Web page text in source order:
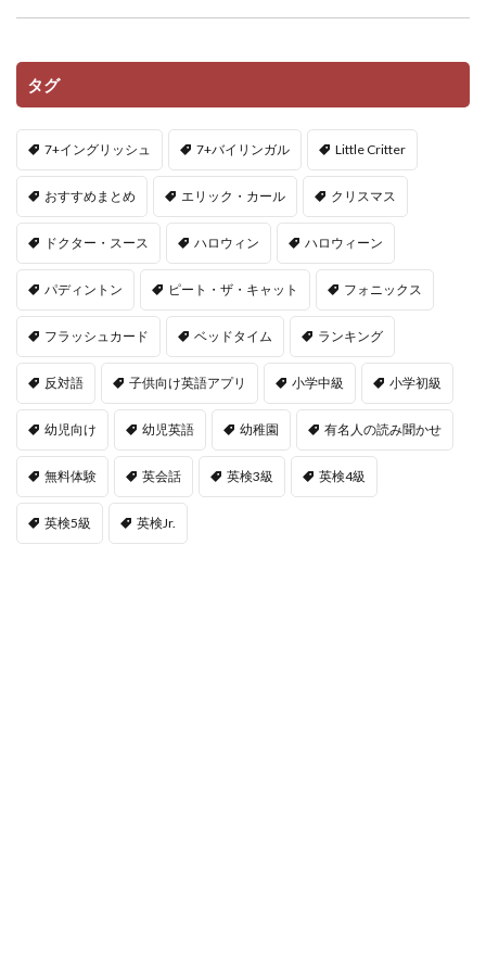
タグ
7+イングリッシュ 7+バイリンガル Little Critter
おすすめまとめ エリック・カール クリスマス
ドクター・スース ハロウィン ハロウィーン
パディントン ピート・ザ・キャット フォニックス
フラッシュカード ベッドタイム ランキング
反対語 子供向け英語アプリ 小学中級 小学初級
幼児向け 幼児英語 幼稚園 有名人の読み聞かせ
無料体験 英会話 英検3級 英検4級
英検5級 英検Jr.